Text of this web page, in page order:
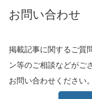
お問い合わせ
掲載記事に関するご質
ン等のご相談などがご
お問い合わせください。